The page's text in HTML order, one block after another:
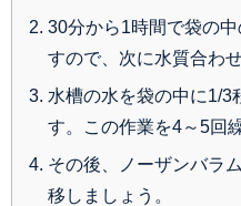
30分から1時間で袋の
すので、次に水質合わ
水槽の水を袋の中に1/3
す。この作業を4～5回
その後、ノーザンバラ
移しましょう。